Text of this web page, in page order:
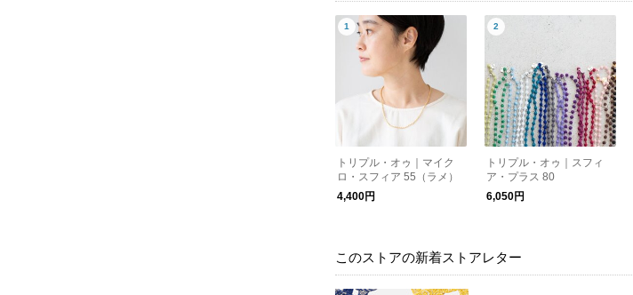
トリプル・オゥ｜マイク
ロ・スフィア 55（ラメ）
4,400円
トリプル・オゥ｜スフィ
ア・プラス 80
6,050円
このストアの新着ストアレター